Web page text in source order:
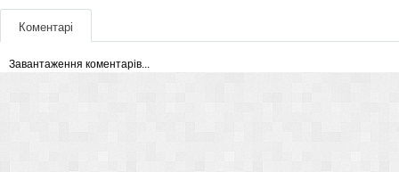
Коментарі
Завантаження коментарів...